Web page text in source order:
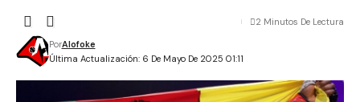
Última Actualización: 6 De Mayo De 2025 01:11
PorAlofoke
2 Minutos De Lectura